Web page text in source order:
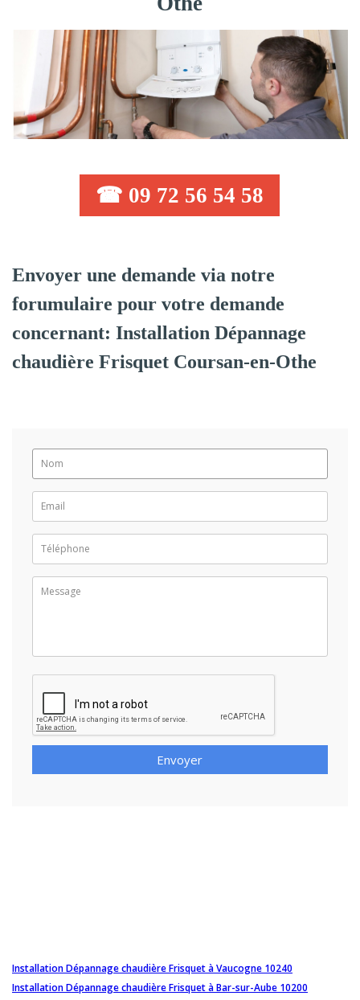
☎ 09 72 56 54 58
Envoyer une demande via notre
forumulaire pour votre demande
concernant: Installation Dépannage
chaudière Frisquet Coursan-en-Othe
Envoyer
Installation Dépannage chaudière Frisquet à Vaucogne 10240
Installation Dépannage chaudière Frisquet à Bar-sur-Aube 10200